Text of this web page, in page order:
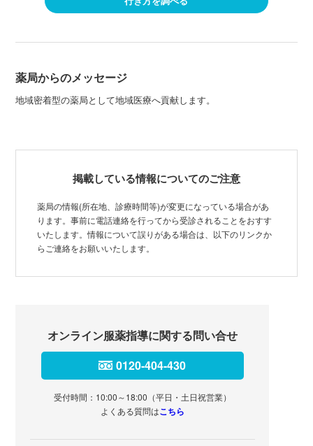
薬局からのメッセージ
地域密着型の薬局として地域医療へ貢献します。
掲載している情報についてのご注意
薬局の情報(所在地、診療時間等)が変更になっている場合があ
ります。事前に電話連絡を行ってから受診されることをおすす
いたします。情報について誤りがある場合は、以下のリンクか
らご連絡をお願いいたします。
オンライン服薬指導に関する問い合せ
0120-404-430
受付時間：10:00～18:00（平日・土日祝営業）
よくある質問はこちら